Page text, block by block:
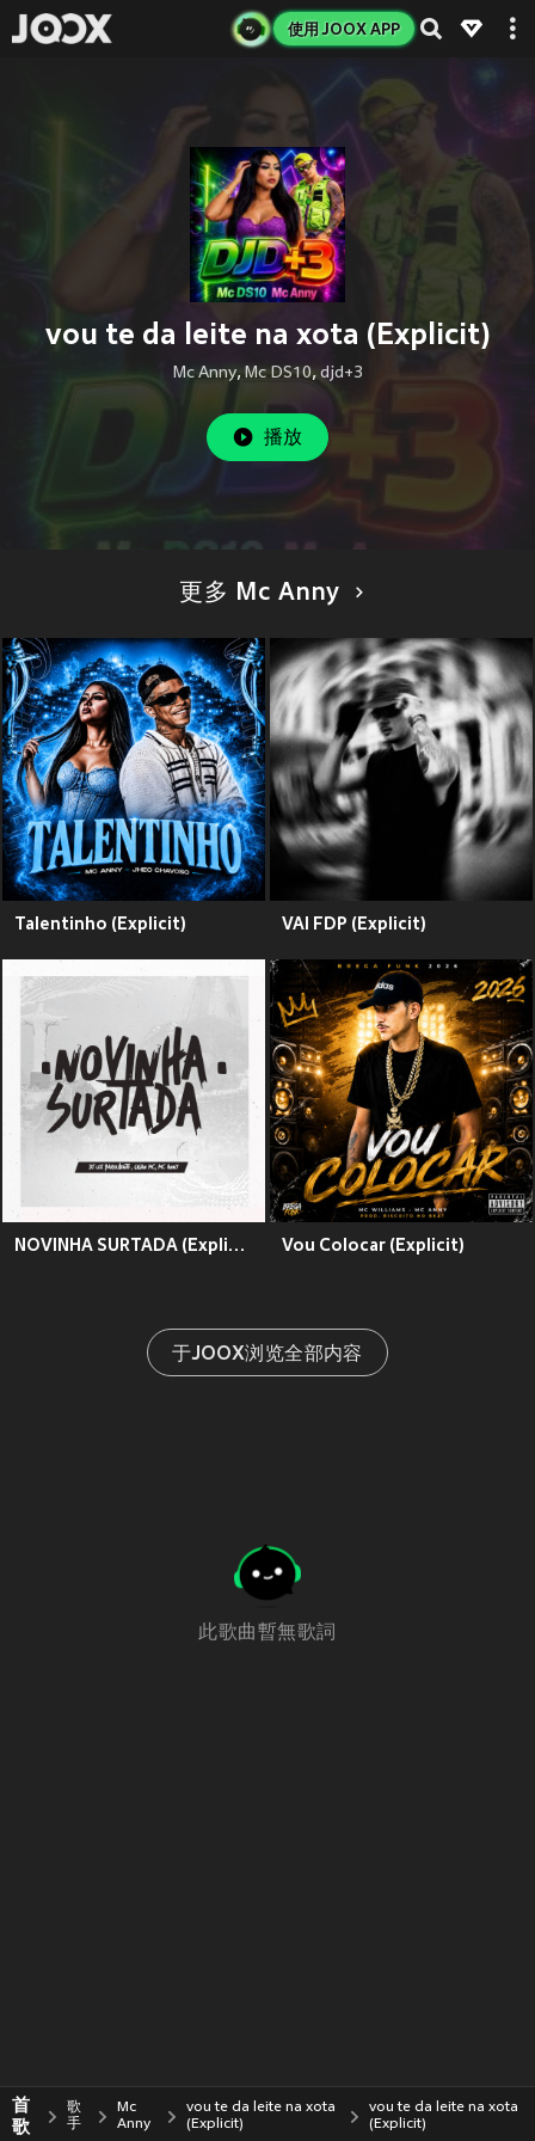
使用 JOOX APP
vou te da leite na xota (Explicit)
Mc Anny, Mc DS10, djd+3
播放
更多 Mc Anny
Talentinho (Explicit) VAI FDP (Explicit)
NOVINHA SURTADA (Explicit) Vou Colocar (Explicit)
于JOOX浏览全部内容
此歌曲暫無歌詞
首
歌
歌
手
Mc
Anny
vou te da leite na xota
(Explicit)
vou te da leite na xota
(Explicit)